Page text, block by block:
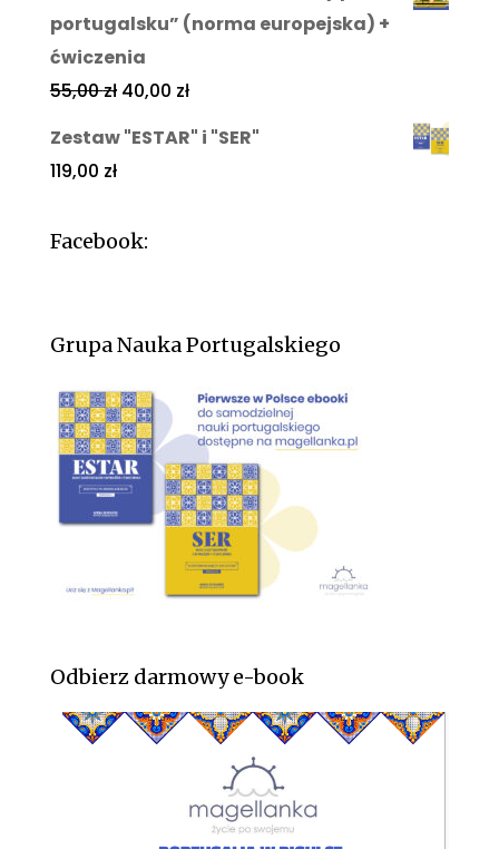
portugalsku” (norma europejska) +
ćwiczenia
55,00zł 40,00 zł
Zestaw "ESTAR" i "SER"
119,00 zł
Facebook:
Grupa Nauka Portugalskiego
Odbierz darmowy e-book